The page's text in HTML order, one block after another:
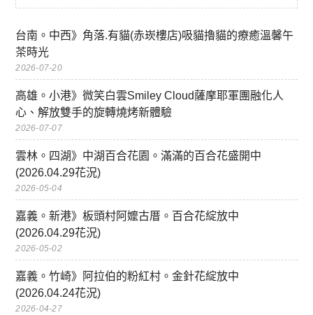
台南。中西》角落.有貓(赤崁樓店)吸貓擼貓的療癒溫馨午
茶時光
2026-07-20
高雄。小港》微笑白雲Smiley Cloud薩摩耶軍團融化人
心、解放雙手的旋轉燒烤新體驗
2026-07-07
雲林。四湖》中湖百合花園。滿滿的百合花盛開中
(2026.04.29花況)
2026-05-04
嘉義。新港》板頭村阿嬤古厝。百合花綻放中
(2026.04.29花況)
2026-05-02
嘉義。竹崎》阿拉伯的粉紅村。金針花綻放中
(2026.04.24花況)
2026-04-27